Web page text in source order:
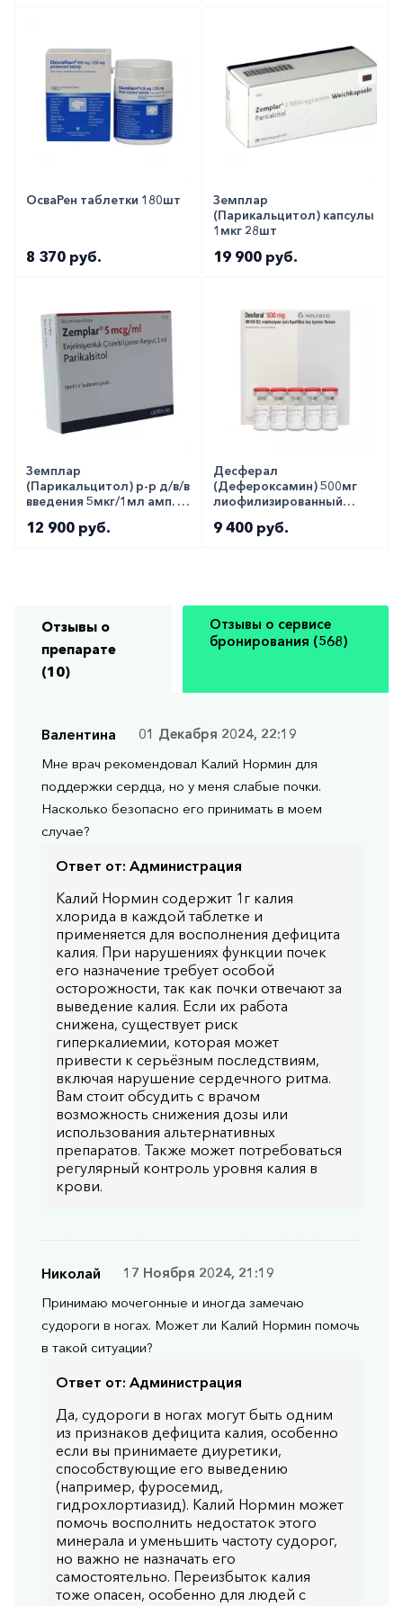
ОсваРен таблетки 180шт
8 370 руб.
Земплар
(Парикальцитол) капсулы
1мкг 28шт
19 900 руб.
Земплар
(Парикальцитол) р-р д/в/в
введения 5мкг/1мл амп. 5
12 900 руб.
Десферал
(Дефероксамин) 500мг
лиофилизированный
№10
9 400 руб.
Отзывы о
препарате
(10)
Отзывы о сервисе
бронирования (568)
Валентина
01 Декабря 2024, 22:19
Мне врач рекомендовал Калий Нормин для
поддержки сердца, но у меня слабые почки.
Насколько безопасно его принимать в моем
случае?
Ответ от: Администрация
Калий Нормин содержит 1г калия
хлорида в каждой таблетке и
применяется для восполнения дефицита
калия. При нарушениях функции почек
его назначение требует особой
осторожности, так как почки отвечают за
выведение калия. Если их работа
снижена, существует риск
гиперкалиемии, которая может
привести к серьёзным последствиям,
включая нарушение сердечного ритма.
Вам стоит обсудить с врачом
возможность снижения дозы или
использования альтернативных
препаратов. Также может потребоваться
регулярный контроль уровня калия в
крови.
Николай
17 Ноября 2024, 21:19
Принимаю мочегонные и иногда замечаю
судороги в ногах. Может ли Калий Нормин помочь
в такой ситуации?
Ответ от: Администрация
Да, судороги в ногах могут быть одним
из признаков дефицита калия, особенно
если вы принимаете диуретики,
способствующие его выведению
(например, фуросемид,
гидрохлортиазид). Калий Нормин может
помочь восполнить недостаток этого
минерала и уменьшить частоту судорог,
но важно не назначать его
самостоятельно. Переизбыток калия
тоже опасен, особенно для людей с